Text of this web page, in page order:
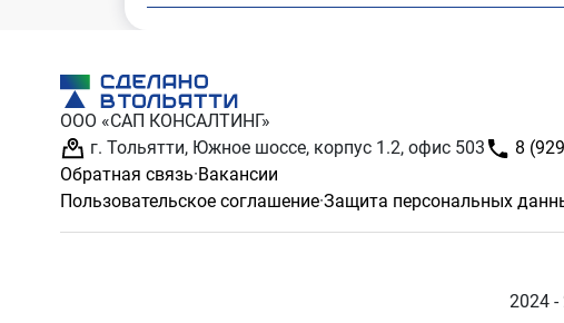
ООО «САП КОНСАЛТИНГ»
г. Тольятти, Южное шоссе, корпус 1.2, офис 503
8
Обратная связь·Вакансии
Пользовательское соглашение·Защита персональных
2024